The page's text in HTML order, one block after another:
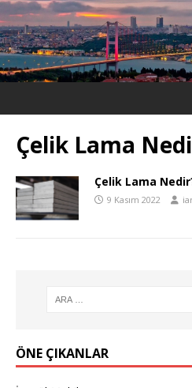
Çelik Lama
Çelik Lama
9 Kasım 2022
ÖNE ÇIKANLAR